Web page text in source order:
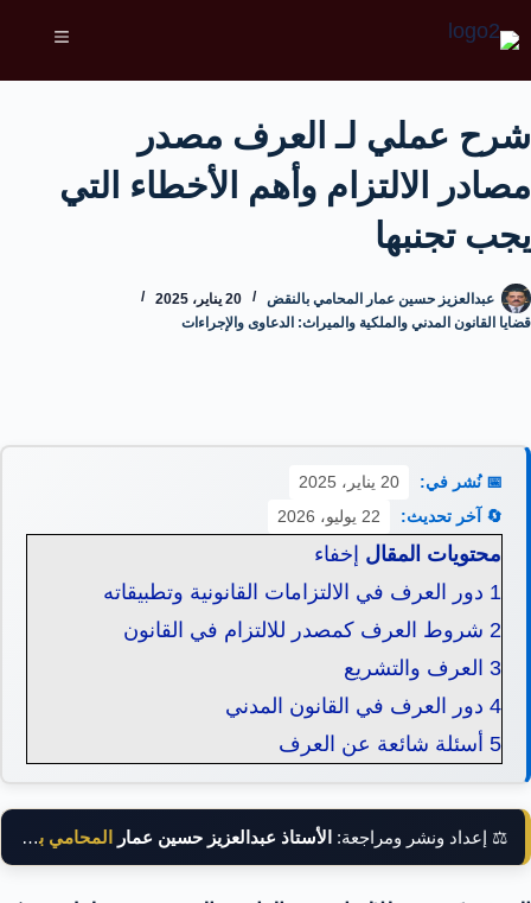
شرح عملي لـ العرف مصدر
مصادر الالتزام وأهم الأخطاء التي
يجب تجنبها
عبدالعزيز حسين عمار المحامي بالنقض
20 يناير، 2025
قضايا القانون المدني والملكية والميراث: الدعاوى والإجراءات
📅 نُشر في:
20 يناير، 2025
🔄 آخر تحديث:
22 يوليو، 2026
محتويات المقال إخفاء
1 دور العرف في الالتزامات القانونية وتطبيقاته
2 شروط العرف كمصدر للالتزام في القانون
3 العرف والتشريع
4 دور العرف في القانون المدني
5 أسئلة شائعة عن العرف
⚖️ إعداد ونشر ومراجعة: الأستاذ عبدالعزيز حسين عمار المحامي بالنقض